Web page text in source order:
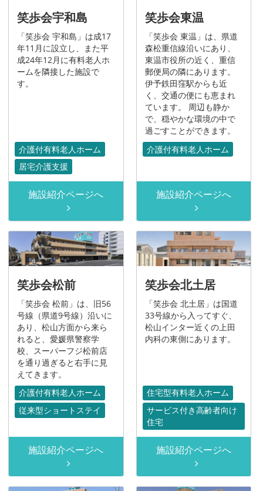
笑歩会宇和島
「笑歩会 宇和島」は成17
年11月に設立し、また平
成24年12月に有料老人ホ
ームを隣接した施設で
す。
介護付有料老人ホーム
居宅介護支援
施設紹介ページへ
笑歩会東温
「笑歩会 東温」は、県道
森松重信線沿いにあり、
東温市役所の近く、重信
郵便局の隣にあります。
伊予鉄田窪駅からも近
く、交通の便にも恵まれ
ています。 周辺も静か
で、穏やかな環境の中で
過ごすことができます。
介護付有料老人ホーム
施設紹介ページへ
笑歩会松前
「笑歩会 松前」は、旧56
号線（県道9号線）沿いに
あり、松山方面から来ら
れると、愛媛県警察学
校、スーパーフジ松前店
を通り過ぎると右手に見
えてきます。
介護付有料老人ホーム
従来型ショートステイ
施設紹介ページへ
笑歩会北土居
「笑歩会 北土居」は国道
33号線から入ってすぐ、
松山インター近くの上田
内科の東側にあります。
住宅型有料老人ホーム
サービス付き高齢者向け
住宅
施設紹介ページへ